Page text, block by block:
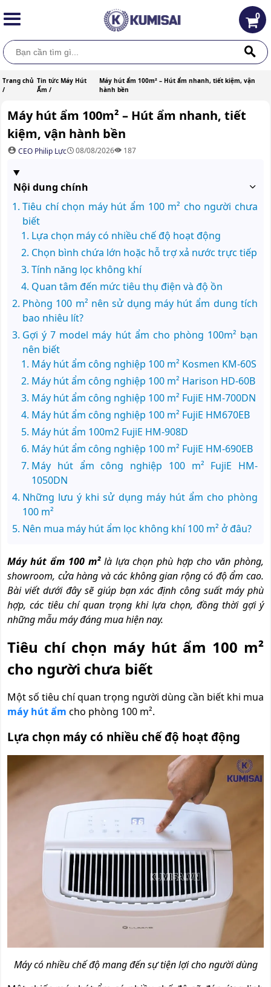
0
Trang chủ
/
Tin tức Máy Hút
Ẩm /
Máy hút ẩm 100m² – Hút ẩm nhanh, tiết kiệm, vận
hành bền
Máy hút ẩm 100m² – Hút ẩm nhanh, tiết
kiệm, vận hành bền
CEO Philip Lực 08/08/2026 187
Nội dung chính
Tiêu chí chọn máy hút ẩm 100 m² cho người chưa
biết
Lựa chọn máy có nhiều chế độ hoạt động
Chọn bình chứa lớn hoặc hỗ trợ xả nước trực tiếp
Tính năng lọc không khí
Quan tâm đến mức tiêu thụ điện và độ ồn
Phòng 100 m² nên sử dụng máy hút ẩm dung tích
bao nhiêu lít?
Gợi ý 7 model máy hút ẩm cho phòng 100m² bạn
nên biết
Máy hút ẩm công nghiệp 100 m² Kosmen KM-60S
Máy hút ẩm công nghiệp 100 m² Harison HD-60B
Máy hút ẩm công nghiệp 100 m² FujiE HM-700DN
Máy hút ẩm công nghiệp 100 m² FujiE HM670EB
Máy hút ẩm 100m2 FujiE HM-908D
Máy hút ẩm công nghiệp 100 m² FujiE HM-690EB
Máy hút ẩm công nghiệp 100 m² FujiE HM-
1050DN
Những lưu ý khi sử dụng máy hút ẩm cho phòng
100 m²
Nên mua máy hút ẩm lọc không khí 100 m² ở đâu?
Máy hút ẩm 100 m²là lựa chọn phù hợp cho văn phòng,
showroom, cửa hàng và các không gian rộng có độ ẩm cao.
Bài viết dưới đây sẽ giúp bạn xác định công suất máy phù
hợp, các tiêu chí quan trọng khi lựa chọn, đồng thời gợi ý
những mẫu máy đáng mua hiện nay.
Tiêu chí chọn máy hút ẩm 100 m²
cho người chưa biết
Một số tiêu chí quan trọng người dùng cần biết khi mua
máy hút ẩm cho phòng 100 m².
Lựa chọn máy có nhiều chế độ hoạt động
Máy có nhiều chế độ mang đến sự tiện lợi cho người dùng